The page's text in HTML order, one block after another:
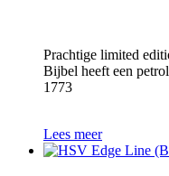
Prachtige limited
Bijbel heeft een
1773
Lees meer